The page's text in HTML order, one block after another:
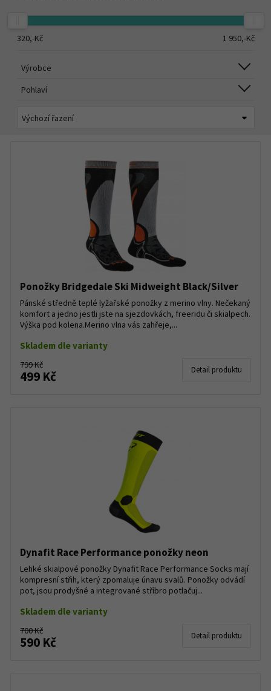
320,-Kč 1 950,-Kč
Výrobce
Pohlaví
Ponožky Bridgedale Ski Midweight Black/Silver
Pánské středně teplé lyžařské ponožky z merino vlny. Nečekaný
komfort a jedno jestli jste na sjezdovkách, freeridu či skialpech.
Výška pod kolena.Merino vlna vás zahřeje,...
Skladem dle varianty
799 Kč
499 Kč Detail produktu
Dynafit Race Performance ponožky neon
Lehké skialpové ponožky Dynafit Race Performance Socks mají
kompresní střih, který zpomaluje únavu svalů. Ponožky odvádí
pot, jsou prodyšné a integrované stříbro potlačuj...
Skladem dle varianty
700 Kč
590 Kč Detail produktu